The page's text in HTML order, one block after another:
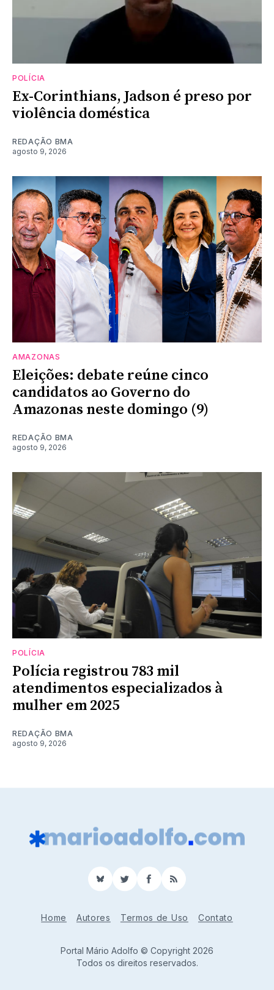
POLÍCIA
Ex-Corinthians, Jadson é preso por
violência doméstica
REDAÇÃO BMA
agosto 9, 2026
AMAZONAS
Eleições: debate reúne cinco
candidatos ao Governo do
Amazonas neste domingo (9)
REDAÇÃO BMA
agosto 9, 2026
POLÍCIA
Polícia registrou 783 mil
atendimentos especializados à
mulher em 2025
REDAÇÃO BMA
agosto 9, 2026
BlueSkyTwitterFacebook
RSS
Home Autores Termos de Uso Contato
Portal Mário Adolfo © Copyright 2026
Todos os direitos reservados.